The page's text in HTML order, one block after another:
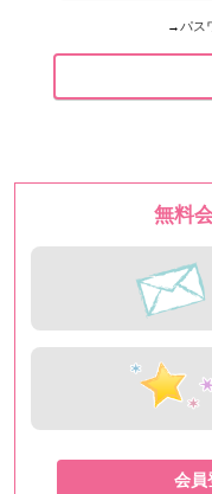
→ パス
無料
会員